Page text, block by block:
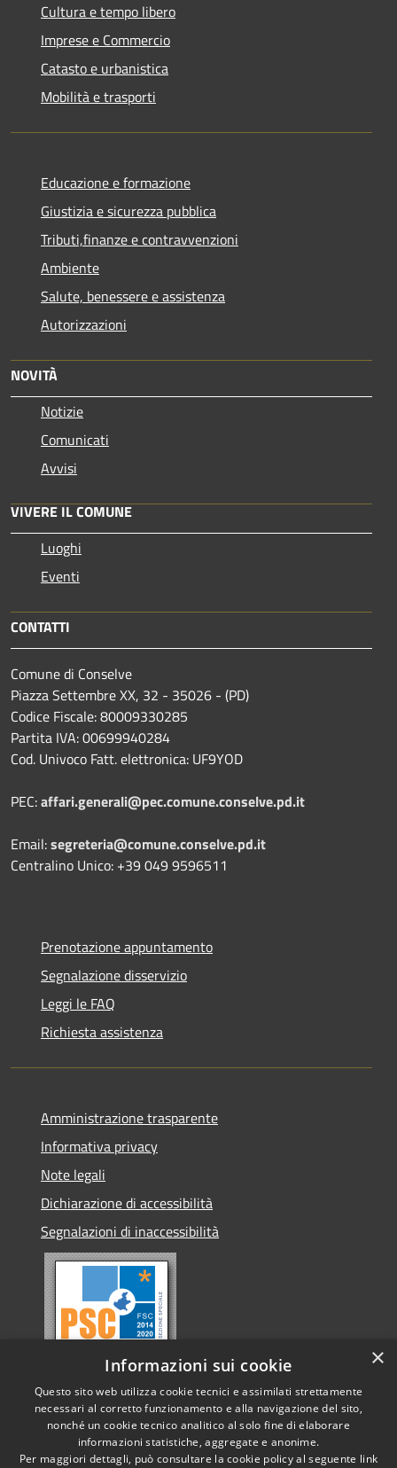
Cultura e tempo libero
Imprese e Commercio
Catasto e urbanistica
Mobilità e trasporti
Educazione e formazione
Giustizia e sicurezza pubblica
Tributi,finanze e contravvenzioni
Ambiente
Salute, benessere e assistenza
Autorizzazioni
NOVITÀ
Notizie
Comunicati
Avvisi
VIVERE IL COMUNE
Luoghi
Eventi
CONTATTI
Comune di Conselve
Piazza Settembre XX, 32 - 35026 - (PD)
Codice Fiscale: 80009330285
Partita IVA: 00699940284
Cod. Univoco Fatt. elettronica: UF9YOD
PEC:affari.generali@pec.comune.conselve.pd.it
Email:segreteria@comune.conselve.pd.it
Centralino Unico: +39 049 9596511
Prenotazione appuntamento
Segnalazione disservizio
Leggi le FAQ
Richiesta assistenza
Amministrazione trasparente
Informativa privacy
Note legali
Dichiarazione di accessibilità
Segnalazioni di inaccessibilità
Copyright © 2026 • Comune di
×
Informazioni sui cookie
Questo sito web utilizza cookie tecnici e assimilati strettamente
necessari al corretto funzionamento e alla navigazione del sito,
nonché un cookie tecnico analitico al solo fine di elaborare
informazioni statistiche, aggregate e anonime.
Per maggiori dettagli, può consultare la cookie policy al seguente link